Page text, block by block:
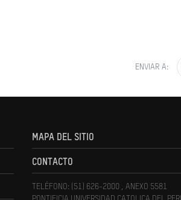
ENVIAR A:
MAPA DEL SITIO
CONTACTO
TELÉFONO: (51) 626-2000 , ANEXO 5581